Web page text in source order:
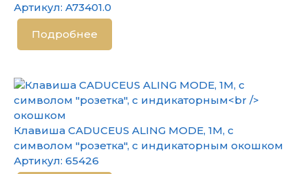
Артикул: A73401.0
Подробнее
Клавиша CADUCEUS ALING MODE, 1М, с
символом "розетка", с индикаторным окошком
Артикул: 65426